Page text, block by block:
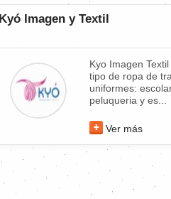
Kyó Imagen y Textil
Kyo Imagen
tipo de ropa de
uniformes:
peluqueria y es...
Ver más